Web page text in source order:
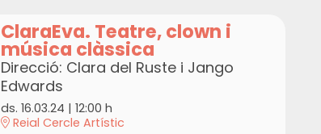
ClaraEva. Teatre, clown i
música clàssica
Direcció: Clara del Ruste i Jango
Edwards
ds. 16.03.24 | 12:00 h
Reial Cercle Artístic